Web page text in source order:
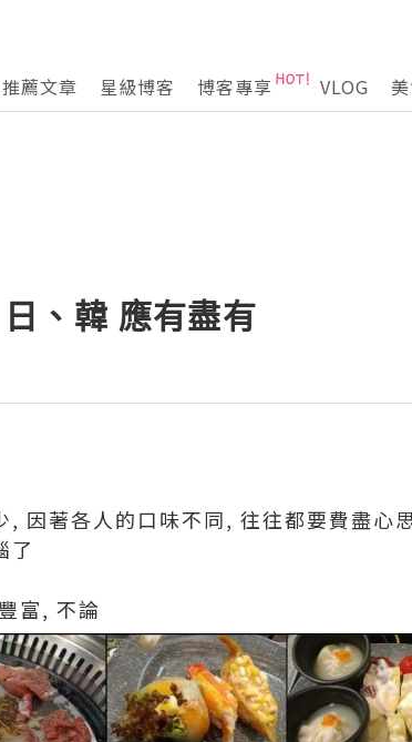
推薦文章 星級博客 博客專享 VLOG
、韓 應有盡有
, 因著各人的口味不同, 往往都要費盡心
了
富, 不論